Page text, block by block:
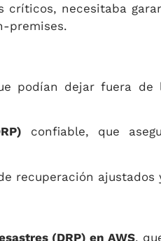
críticos, necesitaba
premises.
podían dejar fuera
confiable, que
recuperación ajustados
(DRP) en AWS,